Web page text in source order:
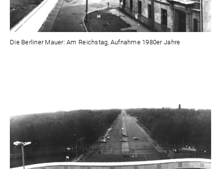
Die Berliner Mauer: Am Reichstag, Aufnahme 1980er Jahre